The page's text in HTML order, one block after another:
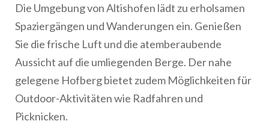
Die Umgebung von Altishofen lädt zu erholsamen
Spaziergängen und Wanderungen ein. Genießen
Sie die frische Luft und die atemberaubende
Aussicht auf die umliegenden Berge. Der nahe
gelegene Hofberg bietet zudem Möglichkeiten für
Outdoor-Aktivitäten wie Radfahren und
Picknicken.